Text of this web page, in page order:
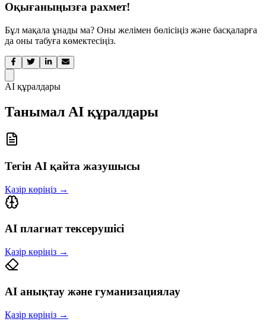
Оқығаныңызға рахмет!
Бұл мақала ұнады ма? Оны желімен бөлісіңіз және басқаларға
да оны табуға көмектесіңіз.
AI құралдары
Танымал AI құралдары
Тегін AI қайта жазушысы
Қазір көріңіз →
AI плагиат тексерушісі
Қазір көріңіз →
AI анықтау және гуманизациялау
Қазір көріңіз →